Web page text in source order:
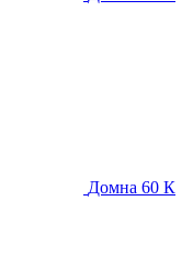
Домна 60 К